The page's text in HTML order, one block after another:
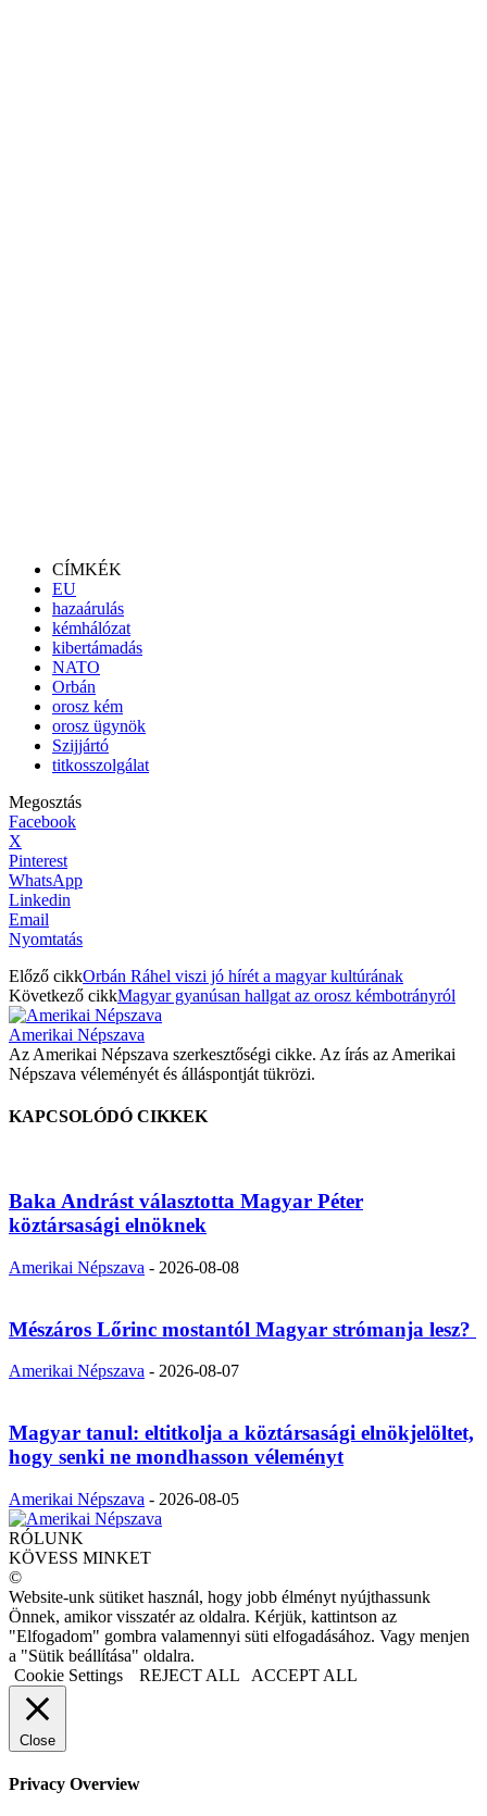
CÍMKÉK
EU
hazaárulás
kémhálózat
kibertámadás
NATO
Orbán
orosz kém
orosz ügynök
Szijjártó
titkosszolgálat
Megosztás
Facebook
X
Pinterest
WhatsApp
Linkedin
Email
Nyomtatás
Előző cikkOrbán Ráhel viszi jó hírét a magyar kultúrának
Következő cikkMagyar gyanúsan hallgat az orosz kémbotrányról
Amerikai Népszava
Az Amerikai Népszava szerkesztőségi cikke. Az írás az Amerikai
Népszava véleményét és álláspontját tükrözi.
KAPCSOLÓDÓ CIKKEK
Baka Andrást választotta Magyar Péter
köztársasági elnöknek
Amerikai Népszava - 2026-08-08
Mészáros Lőrinc mostantól Magyar strómanja lesz?
Amerikai Népszava - 2026-08-07
Magyar tanul: eltitkolja a köztársasági elnökjelöltet,
hogy senki ne mondhasson véleményt
Amerikai Népszava - 2026-08-05
RÓLUNK
KÖVESS MINKET
©
Website-unk sütiket használ, hogy jobb élményt nyújthassunk
Önnek, amikor visszatér az oldalra. Kérjük, kattintson az
"Elfogadom" gombra valamennyi süti elfogadásához. Vagy menjen
a "Sütik beállítása" oldalra.
Cookie Settings
REJECT ALL ACCEPT ALL
Close
Privacy Overview